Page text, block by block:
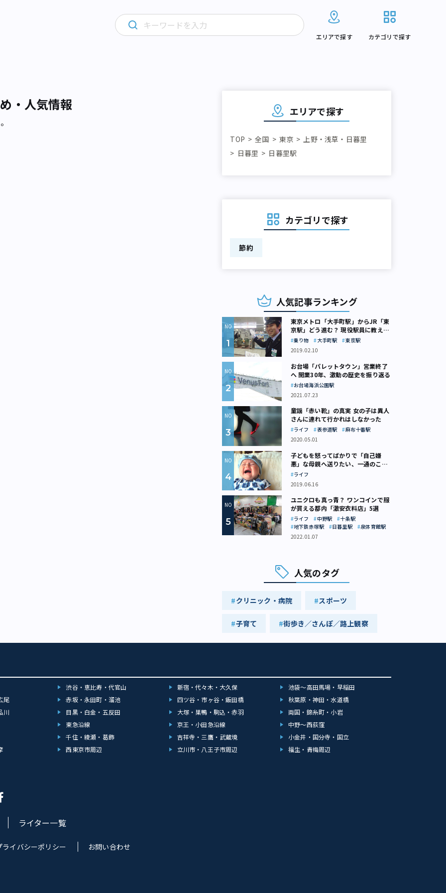
エリアで探す カテゴリで探す
・人気情報 エリアで探す
TOP 全国 東京
上野・浅草・日暮里
日暮里
日暮里駅
カテゴリで探す
節約
人気記事ランキング
東京メトロ「大手町駅」からJR「東
京駅」どう進む？ 現役駅員に教えて
もらいました
乗り物 大手町駅
東京駅
2019.02.10
お台場「パレットタウン」営業終了
へ 開業30年、激動の歴史を振り返る
お台場海浜公園駅
2021.07.23
童謡「赤い靴」の真実 女の子は異人
さんに連れて行かれはしなかった
ライフ 表参道駅
麻布十番駅
2020.05.01
子どもを怒ってばかりで「自己嫌
悪」な母親へ送りたい、一通のここ
ろの処方箋
ライフ
2019.06.16
ユニクロも真っ青？ ワンコインで服
が買える都内「激安衣料店」5選
ライフ 中野駅
十条駅
地下鉄赤塚駅
日暮里駅
泉体育館駅
2022.01.07
人気のタグ
クリニック・病院 スポーツ
子育て 街歩き／さんぽ／路上観察
渋谷・恵比寿・代官山 新宿・代々木・大久保
池袋～高田馬場・早稲田
尾 赤坂・永田町・溜池 四ツ谷・市ヶ谷・飯田橋
秋葉原・神田・水道橋
川 目黒・白金・五反田 大塚・巣鴨・駒込・赤羽
両国・錦糸町・小岩
東急沿線 京王・小田急沿線
中野～西荻窪
千住・綾瀬・葛飾 吉祥寺・三鷹・武蔵境
小金井・国分寺・国立
西東京市周辺 立川市・八王子市周辺 福生・青梅周辺
ライター一覧
ライバシーポリシー お問い合わせ